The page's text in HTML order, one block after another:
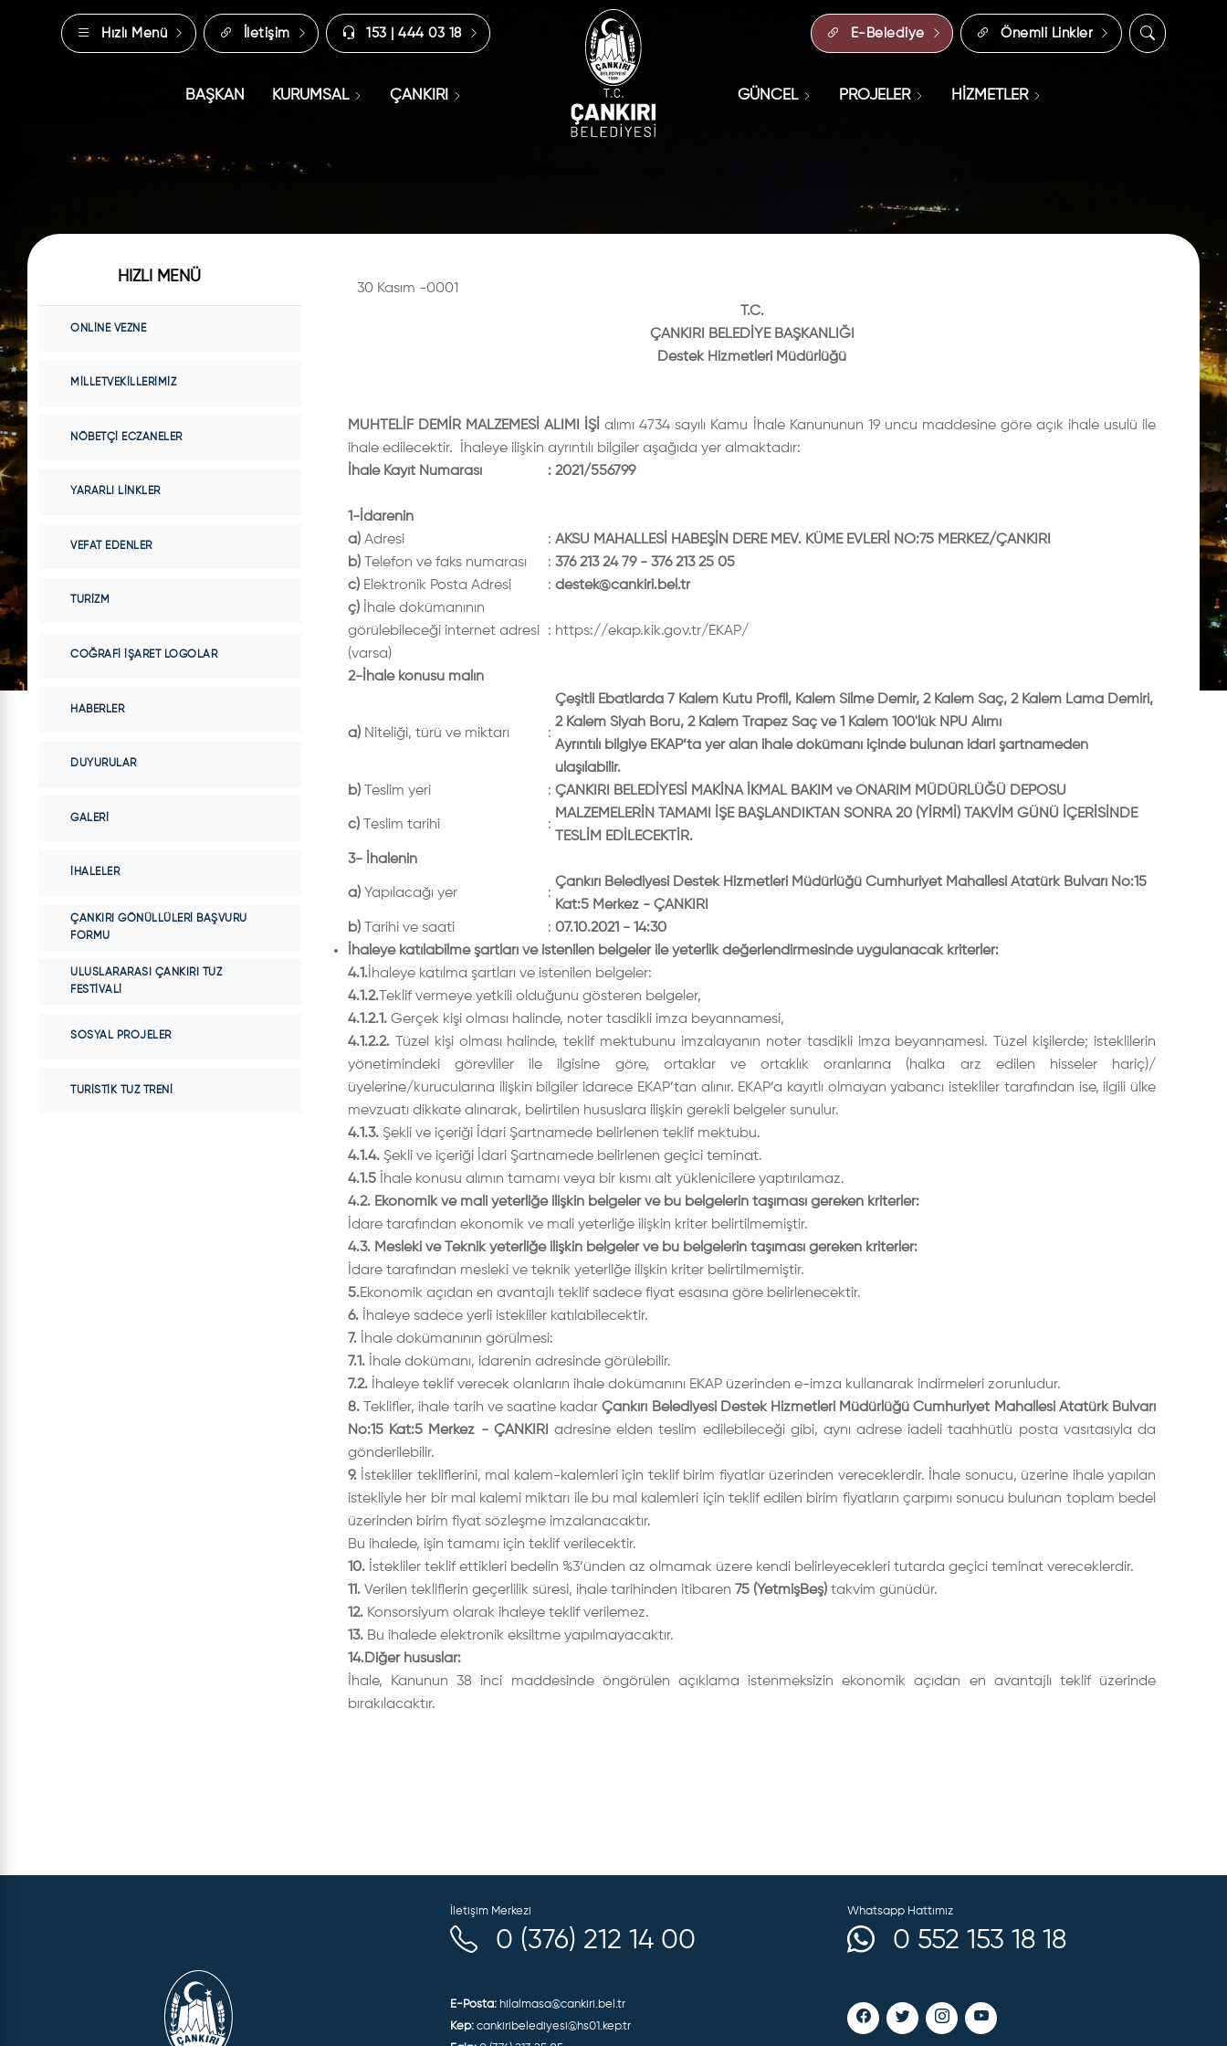
Hızlı Menü İletişim 153 | 444 03 18 E-Belediye Önemli Linkler
BAŞKAN KURUMSAL ÇANKIRI GÜNCEL PROJELER HİZMETLER
30 Kasım -0001
T.C.
ÇANKIRI BELEDİYE BAŞKANLIĞI
Destek Hizmetleri Müdürlüğü
MUHTELİF DEMİR MALZEMESİ ALIMI İŞİ alımı 4734 sayılı Kamu İhale Kanununun 19 uncu maddesine göre açık ihale usulü ile
ihale edilecektir. İhaleye ilişkin ayrıntılı bilgiler aşağıda yer almaktadır:
İhale Kayıt Numarası
: 2021/556799
1-İdarenin
a) Adresi : AKSU MAHALLESİ HABEŞİN DERE MEV. KÜME EVLERİ NO:75 MERKEZ/ÇANKIRI
b) Telefon ve faks numarası : 376 213 24 79 - 376 213 25 05
c) Elektronik Posta Adresi : destek@cankiri.bel.tr
ç) İhale dokümanının
görülebileceği internet adresi
(varsa)
: https://ekap.kik.gov.tr/EKAP/
2-İhale konusu malın
a) Niteliği, türü ve miktarı :
Çeşitli Ebatlarda 7 Kalem Kutu Profil, Kalem Silme Demir, 2 Kalem Saç, 2 Kalem Lama Demiri,
2 Kalem Siyah Boru, 2 Kalem Trapez Saç ve 1 Kalem 100'lük NPU Alımı
Ayrıntılı bilgiye EKAP’ta yer alan ihale dokümanı içinde bulunan idari şartnameden
ulaşılabilir.
b) Teslim yeri : ÇANKIRI BELEDİYESİ MAKİNA İKMAL BAKIM ve ONARIM MÜDÜRLÜĞÜ DEPOSU
c) Teslim tarihi :
MALZEMELERİN TAMAMI İŞE BAŞLANDIKTAN SONRA 20 (YİRMİ) TAKVİM GÜNÜ İÇERİSİNDE
TESLİM EDİLECEKTİR.
3- İhalenin
a) Yapılacağı yer :
Çankırı Belediyesi Destek Hizmetleri Müdürlüğü Cumhuriyet Mahallesi Atatürk Bulvarı No:15
Kat:5 Merkez - ÇANKIRI
b) Tarihi ve saati : 07.10.2021 - 14:30
İhaleye katılabilme şartları ve istenilen belgeler ile yeterlik değerlendirmesinde uygulanacak kriterler:
4.1. İhaleye katılma şartları ve istenilen belgeler:
4.1.2. Teklif vermeye yetkili olduğunu gösteren belgeler,
4.1.2.1. Gerçek kişi olması halinde, noter tasdikli imza beyannamesi,
4.1.2.2. Tüzel kişi olması halinde, teklif mektubunu imzalayanın noter tasdikli imza beyannamesi. Tüzel kişilerde; isteklilerin
yönetimindeki görevliler ile ilgisine göre, ortaklar ve ortaklık oranlarına (halka arz edilen hisseler hariç)/
üyelerine/kurucularına ilişkin bilgiler idarece EKAP’tan alınır. EKAP’a kayıtlı olmayan yabancı istekliler tarafından ise, ilgili ülke
mevzuatı dikkate alınarak, belirtilen hususlara ilişkin gerekli belgeler sunulur.
4.1.3. Şekli ve içeriği İdari Şartnamede belirlenen teklif mektubu.
4.1.4. Şekli ve içeriği İdari Şartnamede belirlenen geçici teminat.
4.1.5 İhale konusu alımın tamamı veya bir kısmı alt yüklenicilere yaptırılamaz.
4.2. Ekonomik ve mali yeterliğe ilişkin belgeler ve bu belgelerin taşıması gereken kriterler:
İdare tarafından ekonomik ve mali yeterliğe ilişkin kriter belirtilmemiştir.
4.3. Mesleki ve Teknik yeterliğe ilişkin belgeler ve bu belgelerin taşıması gereken kriterler:
İdare tarafından mesleki ve teknik yeterliğe ilişkin kriter belirtilmemiştir.
5.Ekonomik açıdan en avantajlı teklif sadece fiyat esasına göre belirlenecektir.
6. İhaleye sadece yerli istekliler katılabilecektir.
7. İhale dokümanının görülmesi:
7.1. İhale dokümanı, idarenin adresinde görülebilir.
7.2. İhaleye teklif verecek olanların ihale dokümanını EKAP üzerinden e-imza kullanarak indirmeleri zorunludur.
8. Teklifler, ihale tarih ve saatine kadarÇankırı Belediyesi Destek Hizmetleri Müdürlüğü Cumhuriyet Mahallesi Atatürk Bulvarı
No:15 Kat:5 Merkez - ÇANKIRI adresine elden teslim edilebileceği gibi, aynı adrese iadeli taahhütlü posta vasıtasıyla da
gönderilebilir.
9. İstekliler tekliflerini, mal kalem-kalemleri için teklif birim fiyatlar üzerinden vereceklerdir. İhale sonucu, üzerine ihale yapılan
istekliyle her bir mal kalemi miktarı ile bu mal kalemleri için teklif edilen birim fiyatların çarpımı sonucu bulunan toplam bedel
üzerinden birim fiyat sözleşme imzalanacaktır.
Bu ihalede, işin tamamı için teklif verilecektir.
10. İstekliler teklif ettikleri bedelin %3’ünden az olmamak üzere kendi belirleyecekleri tutarda geçici teminat vereceklerdir.
11. Verilen tekliflerin geçerlilik süresi, ihale tarihinden itibaren 75 (YetmişBeş) takvim günüdür.
12. Konsorsiyum olarak ihaleye teklif verilemez.
13. Bu ihalede elektronik eksiltme yapılmayacaktır.
14.Diğer hususlar:
İhale, Kanunun 38 inci maddesinde öngörülen açıklama istenmeksizin ekonomik açıdan en avantajlı teklif üzerinde
bırakılacaktır.
HIZLI MENÜ
ONLINE VEZNE
MILLETVEKILLERIMIZ
NÖBETÇI ECZANELER
YARARLI LINKLER
VEFAT EDENLER
TURIZM
COĞRAFI İŞARET LOGOLAR
HABERLER
DUYURULAR
GALERI
İHALELER
ÇANKIRI GÖNÜLLÜLERI BAŞVURU
FORMU
ULUSLARARASI ÇANKIRI TUZ
FESTIVALI
SOSYAL PROJELER
TURISTIK TUZ TRENI
İletişim Merkezi
0 (376) 212 14 00
Whatsapp Hattımız
0 552 153 18 18
E-Posta: hilalmasa@cankiri.bel.tr
Kep: cankiribelediyesi@hs01.kep.tr